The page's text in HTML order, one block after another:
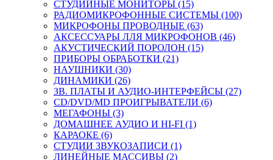
СТУДИЙНЫЕ МОНИТОРЫ (15)
РАДИОМИКРОФОННЫЕ СИСТЕМЫ (100)
МИКРОФОНЫ ПРОВОДНЫЕ (63)
АКСЕССУАРЫ ЛЛЯ МИКРОФОНОВ (46)
АКУСТИЧЕСКИЙ ПОРОЛОН (15)
ПРИБОРЫ ОБРАБОТКИ (21)
НАУШНИКИ (30)
ДИНАМИКИ (26)
ЗВ. ПЛАТЫ И АУДИО-ИНТЕРФЕЙСЫ (27)
CD/DVD/MD ПРОИГРЫВАТЕЛИ (6)
МЕГАФОНЫ (3)
ДОМАШНЕЕ АУДИО И HI-FI (1)
КАРАОКЕ (6)
СТУДИИ ЗВУКОЗАПИСИ (1)
ЛИНЕЙНЫЕ МАССИВЫ (2)